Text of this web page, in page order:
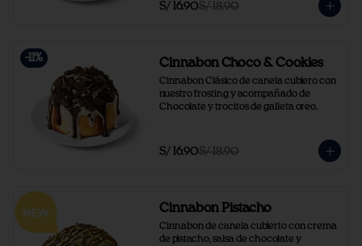
S/ 16.90S/ 18.90
-11 % Cinnabon Choco & Cookies
Cinnabon Clásico de canela cubiero con
nuestro frosting y acompañado de
Chocolate y trocitos de galleta oreo.
S/ 16.90S/ 18.90
Cinnabon Pistacho
Cinnabon de canela cubierto con crema
de pistacho, salsa de chocolate y